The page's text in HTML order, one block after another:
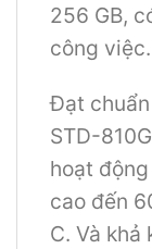
256 GB,
công việc.
Đạt
STD-
hoạt
cao đến
C. Và